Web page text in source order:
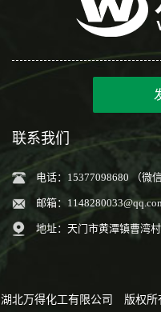
联系我们
电话：15377098680 （微信
邮箱：
地址：天门市黄潭镇曹湾
湖北万得化工有限公司 版权所